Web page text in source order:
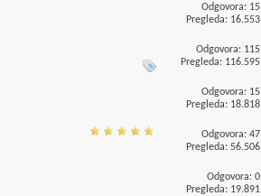
Odgovora: 15
Pregleda: 16.553
Odgovora: 115
Pregleda: 116.595
Odgovora: 15
Pregleda: 18.818
Odgovora: 47
Pregleda: 56.506
Odgovora: 0
Pregleda: 19.891